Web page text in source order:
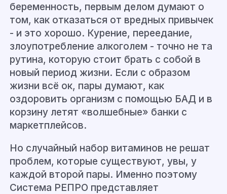
беременность, первым делом думают о
том, как отказаться от вредных привычек
- и это хорошо. Курение, переедание,
злоупотребление алкоголем - точно не та
рутина, которую стоит брать с собой в
новый период жизни. Если с образом
жизни всё ок, пары думают, как
оздоровить организм с помощью БАД и в
корзину летят «волшебные» банки с
маркетплейсов.
Но случайный набор витаминов не решат
проблем, которые существуют, увы, у
каждой второй пары. Именно поэтому
Система РЕПРО представляет